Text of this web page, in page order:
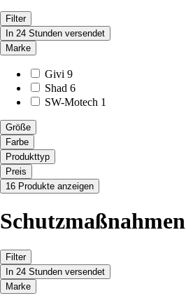
Filter
In 24 Stunden versendet
Marke
Givi 9
Shad 6
SW-Motech 1
Größe
Farbe
Produkttyp
Preis
16 Produkte anzeigen
Schutzmaßnahmen
Filter
In 24 Stunden versendet
Marke